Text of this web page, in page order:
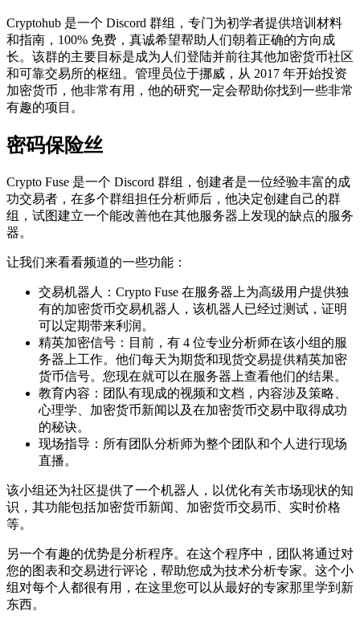
Cryptohub 是一个 Discord 群组，专门为初学者提供培训材料
和指南，100% 免费，真诚希望帮助人们朝着正确的方向成
长。该群的主要目标是成为人们登陆并前往其他加密货币社区
和可靠交易所的枢纽。管理员位于挪威，从 2017 年开始投资
加密货币，他非常有用，他的研究一定会帮助你找到一些非常
有趣的项目。
密码保险丝
Crypto Fuse 是一个 Discord 群组，创建者是一位经验丰富的成
功交易者，在多个群组担任分析师后，他决定创建自己的群
组，试图建立一个能改善他在其他服务器上发现的缺点的服务
器。
让我们来看看频道的一些功能：
交易机器人：Crypto Fuse 在服务器上为高级用户提供独
有的加密货币交易机器人，该机器人已经过测试，证明
可以定期带来利润。
精英加密信号：目前，有 4 位专业分析师在该小组的服
务器上工作。他们每天为期货和现货交易提供精英加密
货币信号。您现在就可以在服务器上查看他们的结果。
教育内容：团队有现成的视频和文档，内容涉及策略、
心理学、加密货币新闻以及在加密货币交易中取得成功
的秘诀。
现场指导：所有团队分析师为整个团队和个人进行现场
直播。
该小组还为社区提供了一个机器人，以优化有关市场现状的知
识，其功能包括加密货币新闻、加密货币交易币、实时价格
等。
另一个有趣的优势是分析程序。在这个程序中，团队将通过对
您的图表和交易进行评论，帮助您成为技术分析专家。这个小
组对每个人都很有用，在这里您可以从最好的专家那里学到新
东西。